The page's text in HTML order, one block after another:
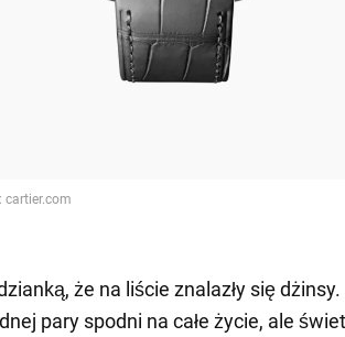
że na liście znalazły się
pary spodni na całe życie, ale